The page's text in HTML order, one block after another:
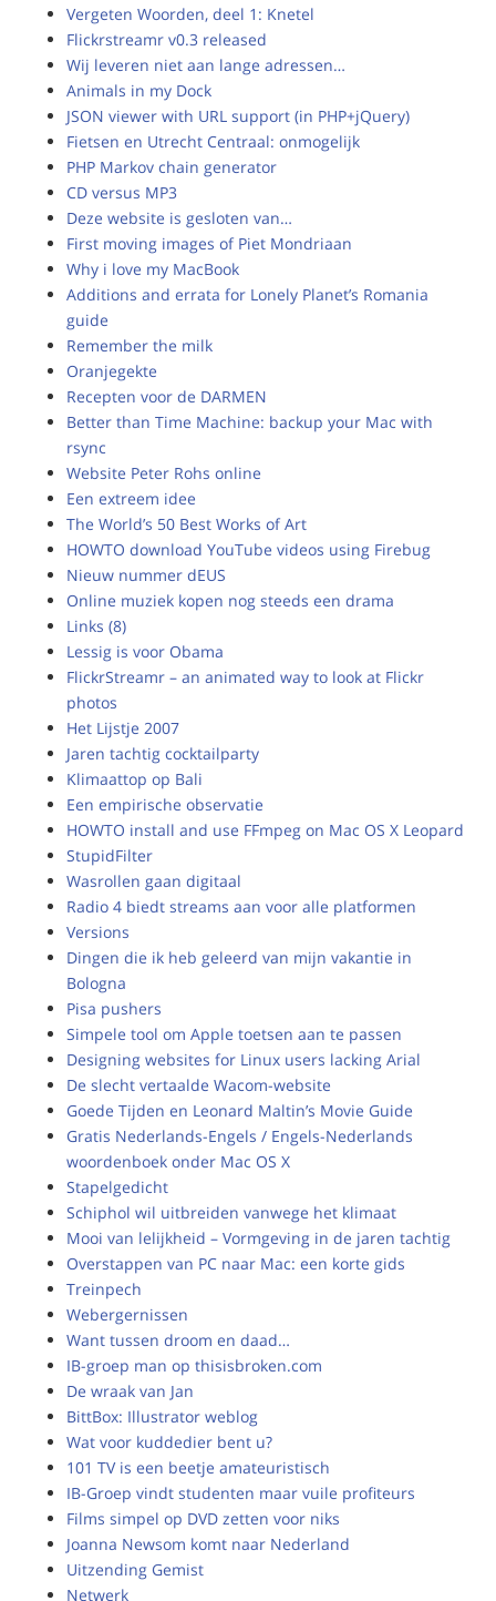
Vergeten Woorden, deel 1: Knetel
Flickrstreamr v0.3 released
Wij leveren niet aan lange adressen…
Animals in my Dock
JSON viewer with URL support (in PHP+jQuery)
Fietsen en Utrecht Centraal: onmogelijk
PHP Markov chain generator
CD versus MP3
Deze website is gesloten van…
First moving images of Piet Mondriaan
Why i love my MacBook
Additions and errata for Lonely Planet’s Romania
guide
Remember the milk
Oranjegekte
Recepten voor de DARMEN
Better than Time Machine: backup your Mac with
rsync
Website Peter Rohs online
Een extreem idee
The World’s 50 Best Works of Art
HOWTO download YouTube videos using Firebug
Nieuw nummer dEUS
Online muziek kopen nog steeds een drama
Links (8)
Lessig is voor Obama
FlickrStreamr – an animated way to look at Flickr
photos
Het Lijstje 2007
Jaren tachtig cocktailparty
Klimaattop op Bali
Een empirische observatie
HOWTO install and use FFmpeg on Mac OS X Leopard
StupidFilter
Wasrollen gaan digitaal
Radio 4 biedt streams aan voor alle platformen
Versions
Dingen die ik heb geleerd van mijn vakantie in
Bologna
Pisa pushers
Simpele tool om Apple toetsen aan te passen
Designing websites for Linux users lacking Arial
De slecht vertaalde Wacom-website
Goede Tijden en Leonard Maltin’s Movie Guide
Gratis Nederlands-Engels / Engels-Nederlands
woordenboek onder Mac OS X
Stapelgedicht
Schiphol wil uitbreiden vanwege het klimaat
Mooi van lelijkheid – Vormgeving in de jaren tachtig
Overstappen van PC naar Mac: een korte gids
Treinpech
Webergernissen
Want tussen droom en daad…
IB-groep man op thisisbroken.com
De wraak van Jan
BittBox: Illustrator weblog
Wat voor kuddedier bent u?
101 TV is een beetje amateuristisch
IB-Groep vindt studenten maar vuile profiteurs
Films simpel op DVD zetten voor niks
Joanna Newsom komt naar Nederland
Uitzending Gemist
Netwerk